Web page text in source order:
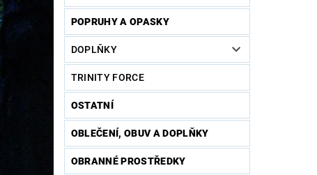
POPRUHY A OPASKY
DOPLŇKY
TRINITY FORCE
OSTATNÍ
OBLEČENÍ, OBUV A DOPLŇKY
OBRANNÉ PROSTŘEDKY